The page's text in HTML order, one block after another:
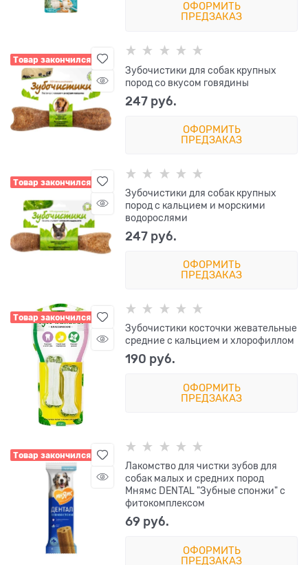
ОФОРМИТЬ
ПРЕДЗАКАЗ
Товар закончился
Зубочистики для собак крупных
пород со вкусом говядины
247 руб.
ОФОРМИТЬ
ПРЕДЗАКАЗ
Товар закончился
Зубочистики для собак крупных
пород с кальцием и морскими
водорослями
247 руб.
ОФОРМИТЬ
ПРЕДЗАКАЗ
Товар закончился
Зубочистики косточки жевательные
средние с кальцием и хлорофиллом
190 руб.
ОФОРМИТЬ
ПРЕДЗАКАЗ
Товар закончился
Лакомство для чистки зубов для
собак малых и средних пород
Мнямс DENTAL "Зубные спонжи" с
фитокомплексом
69 руб.
ОФОРМИТЬ
ПРЕДЗАКАЗ